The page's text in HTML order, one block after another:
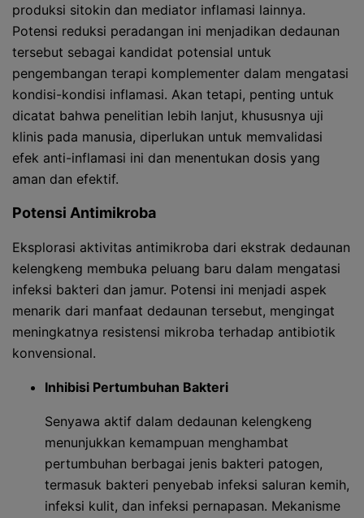
produksi sitokin dan mediator inflamasi lainnya.
Potensi reduksi peradangan ini menjadikan dedaunan
tersebut sebagai kandidat potensial untuk
pengembangan terapi komplementer dalam mengatasi
kondisi-kondisi inflamasi. Akan tetapi, penting untuk
dicatat bahwa penelitian lebih lanjut, khususnya uji
klinis pada manusia, diperlukan untuk memvalidasi
efek anti-inflamasi ini dan menentukan dosis yang
aman dan efektif.
Potensi Antimikroba
Eksplorasi aktivitas antimikroba dari ekstrak dedaunan
kelengkeng membuka peluang baru dalam mengatasi
infeksi bakteri dan jamur. Potensi ini menjadi aspek
menarik dari manfaat dedaunan tersebut, mengingat
meningkatnya resistensi mikroba terhadap antibiotik
konvensional.
Inhibisi Pertumbuhan Bakteri
Senyawa aktif dalam dedaunan kelengkeng
menunjukkan kemampuan menghambat
pertumbuhan berbagai jenis bakteri patogen,
termasuk bakteri penyebab infeksi saluran kemih,
infeksi kulit, dan infeksi pernapasan. Mekanisme